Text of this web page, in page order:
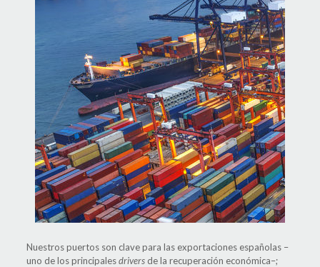
Nuestros puertos son clave para las exportaciones españolas –
uno de los principalesdriversde la recuperación económica–;